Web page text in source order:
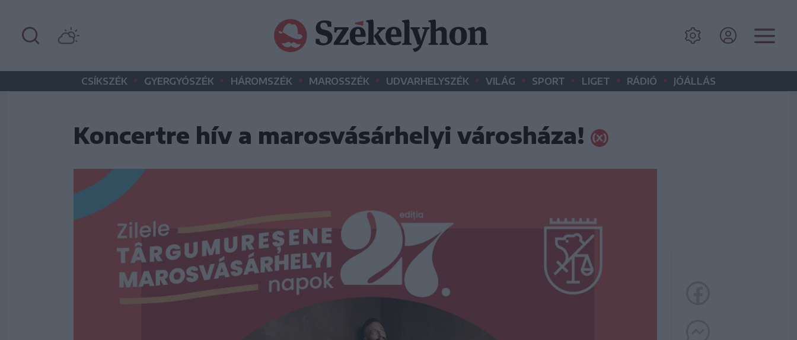
CSÍKSZÉK • GYERGYÓSZÉK • HÁROMSZÉK • MAROSSZÉK • UDVARHELYSZÉK • VILÁG • SPORT • LIGET • RÁDIÓ • JÓÁLLÁS
Koncertre hív a marosvásárhelyi városháza!